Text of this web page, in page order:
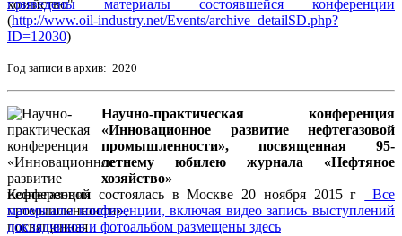
приведены материалы состоявшейся конференции
(http://www.oil-industry.net/Events/archive_detailSD.php?
ID=12030)
Год записи в архив: 2020
Научно-практическая конференция
«Инновационное развитие нефтегазовой
промышленности», посвященная 95-
летнему юбилею журнала «Нефтяное
хозяйство»
Конференция состоялась в Москве 20 ноября 2015 г
Все
материалы конференции, включая видео запись выступлений
докладчиков и фотоальбом размещены здесь